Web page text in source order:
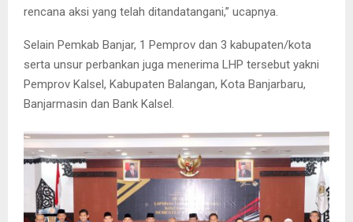
rencana aksi yang telah ditandatangani,” ucapnya.
Selain Pemkab Banjar, 1 Pemprov dan 3 kabupaten/kota
serta unsur perbankan juga menerima LHP tersebut yakni
Pemprov Kalsel, Kabupaten Balangan, Kota Banjarbaru,
Banjarmasin dan Bank Kalsel.